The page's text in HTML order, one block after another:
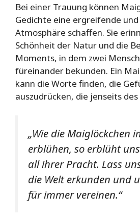
Bei einer Trauung können
Gedichte eine ergreifende
Atmosphäre schaffen. Sie
Schönheit der Natur und die
Moments, in dem zwei
füreinander bekunden. Ein
kann die Worte finden, die
auszudrücken, die jenseits
„Wie die Maiglöckchen
erblühen, so erblüht
all ihrer Pracht. Lass
die Welt erkunden und
für immer vereinen.“